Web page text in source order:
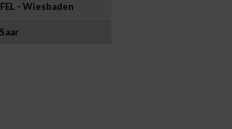
- Wiesbaden